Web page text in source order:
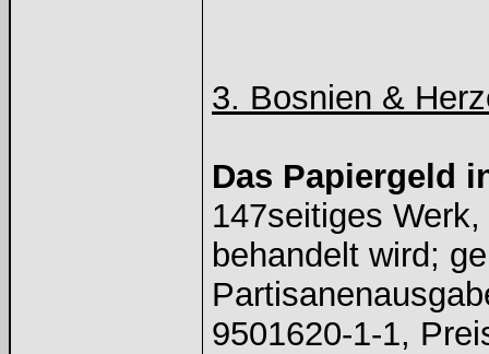
3. Bosnien &
Das Papiergeld
147seitiges
behandelt wird;
9501620-1-1,